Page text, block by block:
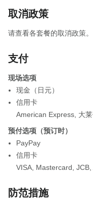
取消政策
请查看各套餐的取消政策。
支付
现场选项
现金（日元）
信用卡
American Express 大
预付选项（预订时）
PayPay
信用卡
VISA Mastercard JCB
防范措施